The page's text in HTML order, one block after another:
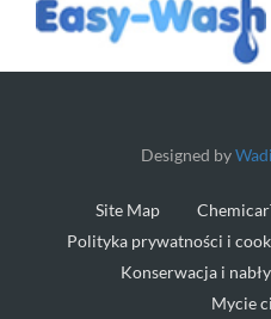
Designed by
Site Map
Polityka prywatności i
Konserwacja i
Mycie